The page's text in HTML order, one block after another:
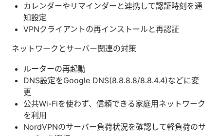
カレンダーやリマインダーと連携して認証時刻を通
知設定
VPNクライアントの再インストールと再認証
ネットワークとサーバー関連の対策
ルーターの再起動
DNS設定をGoogle DNS(8.8.8.8/8.8.4.4)などに変
更
公共Wi-Fiを使わず、信頼できる家庭用ネットワーク
を利用
NordVPNのサーバー負荷状況を確認して軽負荷のサ